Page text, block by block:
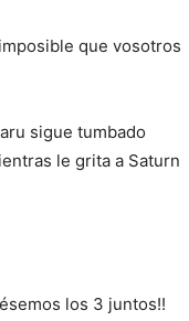
que vosotros
sigue tumbado
le grita a Saturn
los 3 juntos!!